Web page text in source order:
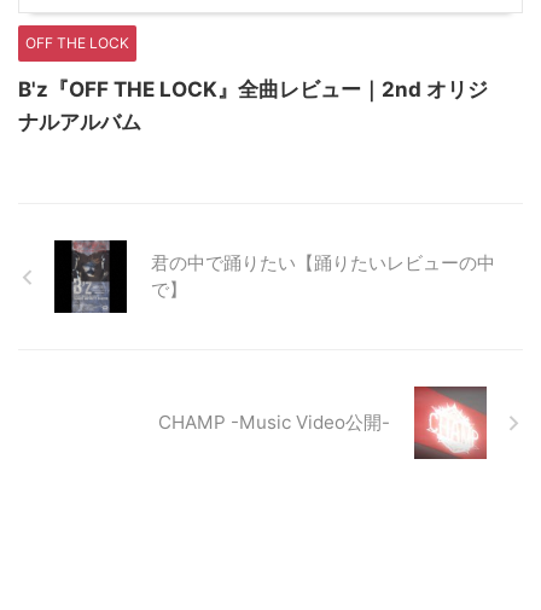
OFF THE LOCK
B'z『OFF THE LOCK』全曲レビュー｜2nd オリジ
ナルアルバム
君の中で踊りたい【踊りたいレビューの中
で】
CHAMP -Music Video公開-